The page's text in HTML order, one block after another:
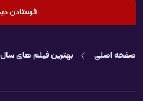
صفحه اصلی بهترین فیلم های سال 2024